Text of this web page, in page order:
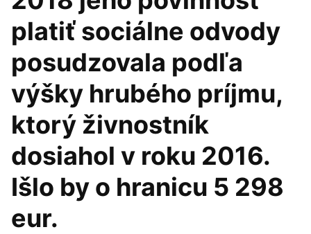
platiť sociálne odvody
posudzovala podľa
výšky hrubého príjmu,
ktorý živnostník
dosiahol v roku 2016.
Išlo by o hranicu 5 298
eur.